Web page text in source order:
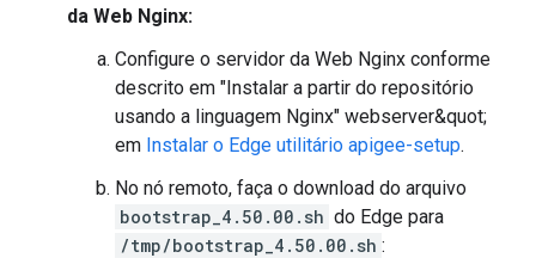
da Web Nginx:
Configure o servidor da Web Nginx conforme
descrito em "Instalar a partir do repositório
usando a linguagem Nginx" webserver&quot;
em Instalar o Edge utilitário apigee-setup.
No nó remoto, faça o download do arquivo
bootstrap_4.50.00.sh do Edge para
/tmp/bootstrap_4.50.00.sh :